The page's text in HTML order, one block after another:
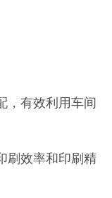
，有效利用车间
刷效率和印刷精